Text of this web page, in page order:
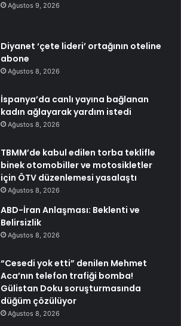
Ağustos 9, 2026
Diyanet ‘çete lideri’ ortağının oteline
abone
Ağustos 8, 2026
İspanya’da canlı yayına bağlanan
kadın ağlayarak yardım istedi
Ağustos 8, 2026
TBMM’de kabul edilen torba teklifle
binek otomobiller ve motosikletler
için ÖTV düzenlemesi yasalaştı
Ağustos 8, 2026
ABD-İran Anlaşması: Beklenti ve
Belirsizlik
Ağustos 8, 2026
“Cesedi yok etti” denilen Mehmet
Aca’nın telefon trafiği bomba!
Gülistan Doku soruşturmasında
düğüm çözülüyor
Ağustos 8, 2026